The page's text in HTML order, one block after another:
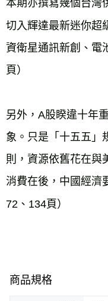
本期亦撰寫幾個台灣
切入輝達最新迷你超
資衛星通訊新創、電
頁）
另外，A股睽違十年
象。只是「十五五」
則，資源依舊花在與
消費在後，中國經濟
72、134頁）
商品規格